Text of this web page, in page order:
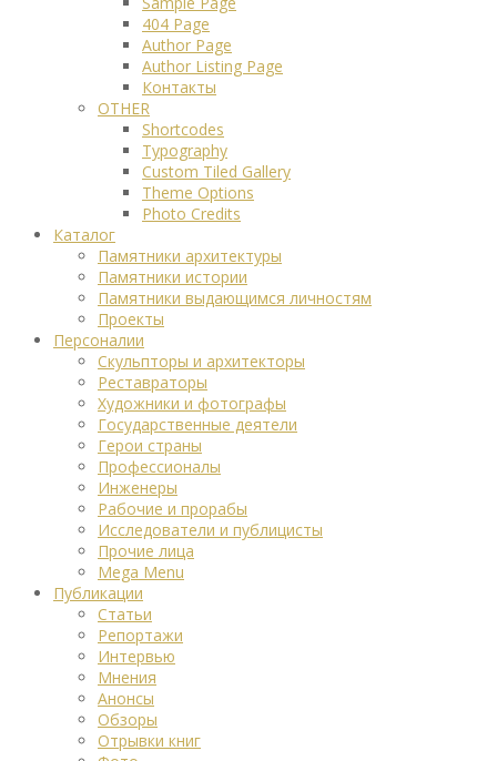
404 Page
Author Page
Author Listing Page
Контакты
OTHER
Shortcodes
Typography
Custom Tiled Gallery
Theme Options
Photo Credits
Каталог
Памятники архитектуры
Памятники истории
Памятники выдающимся личностям
Проекты
Персоналии
Скульпторы и архитекторы
Реставраторы
Художники и фотографы
Государственные деятели
Герои страны
Профессионалы
Инженеры
Рабочие и прорабы
Исследователи и публицисты
Прочие лица
Mega Menu
Публикации
Статьи
Репортажи
Интервью
Мнения
Анонсы
Обзоры
Отрывки книг